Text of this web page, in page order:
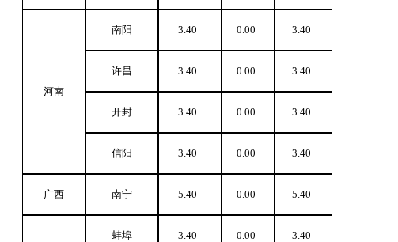
河南
南阳 3.40 0.00 3.40
许昌 3.40 0.00 3.40
开封 3.40 0.00 3.40
信阳 3.40 0.00 3.40
广西 南宁 5.40 0.00 5.40
蚌埠 3.40 0.00 3.40